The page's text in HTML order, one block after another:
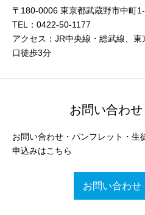
〒180-0006 東京都武蔵野市中町
TEL：0422-50-1177
アクセス：JR中央線・総武線、
口徒歩3分
お問い合わ
お問い合わせ・パンフレット・生
申込みはこちら
お問い合わせ